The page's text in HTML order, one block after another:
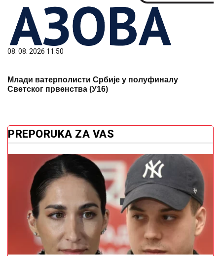
08. 08. 2026 11:50
Млади ватерполисти Србије у полуфиналу
Светског првенства (У16)
PREPORUKA ZA VAS